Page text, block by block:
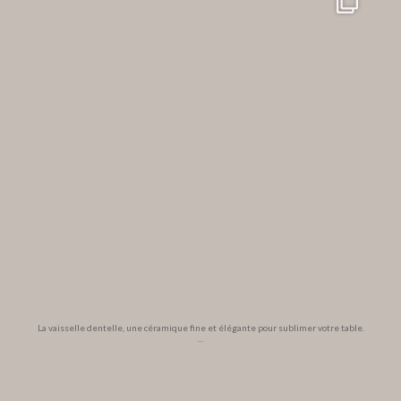
La vaisselle dentelle, une céramique fine et élégante pour sublimer votre table.